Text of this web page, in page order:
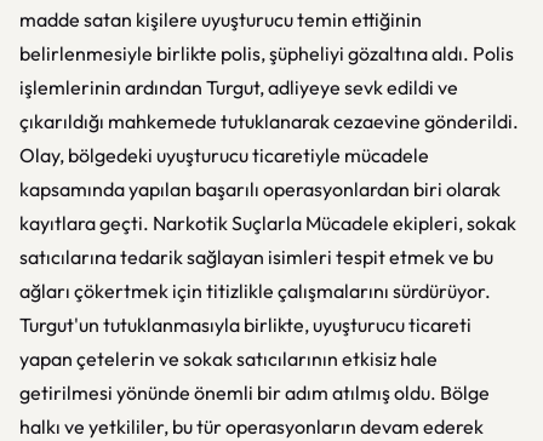
madde satan kişilere uyuşturucu temin ettiğinin
belirlenmesiyle birlikte polis, şüpheliyi gözaltına aldı. Polis
işlemlerinin ardından Turgut, adliyeye sevk edildi ve
çıkarıldığı mahkemede tutuklanarak cezaevine gönderildi.
Olay, bölgedeki uyuşturucu ticaretiyle mücadele
kapsamında yapılan başarılı operasyonlardan biri olarak
kayıtlara geçti. Narkotik Suçlarla Mücadele ekipleri, sokak
satıcılarına tedarik sağlayan isimleri tespit etmek ve bu
ağları çökertmek için titizlikle çalışmalarını sürdürüyor.
Turgut'un tutuklanmasıyla birlikte, uyuşturucu ticareti
yapan çetelerin ve sokak satıcılarının etkisiz hale
getirilmesi yönünde önemli bir adım atılmış oldu. Bölge
halkı ve yetkililer, bu tür operasyonların devam ederek